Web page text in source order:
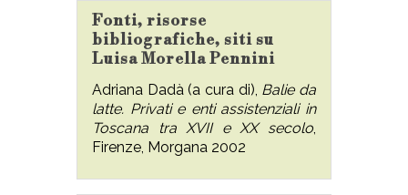
Fonti, risorse
bibliografiche, siti su
Luisa Morella Pennini
Adriana Dadà (a cura di), Balie da
latte. Privati e enti assistenziali in
Toscana tra XVII e XX secolo
Firenze, Morgana 2002